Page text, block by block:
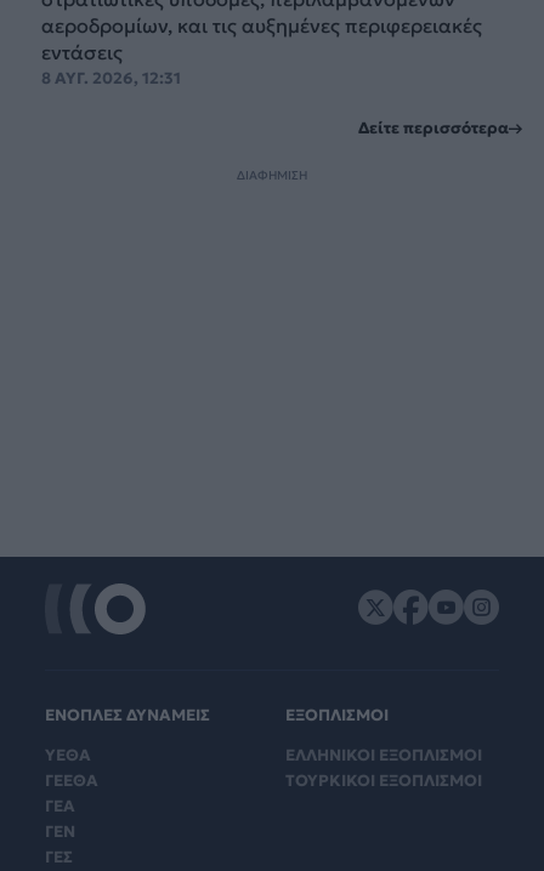
αεροδρομίων, και τις αυξημένες περιφερειακές
εντάσεις
8 ΑΥΓ. 2026, 12:31
Δείτε περισσότερα
ΔΙΑΦΗΜΙΣΗ
ΕΝΟΠΛΕΣ ΔΥΝΑΜΕΙΣ
ΥΕΘΑ
ΓΕΕΘΑ
ΓΕΑ
ΓΕΝ
ΓΕΣ
ΕΞΟΠΛΙΣΜΟΙ
ΕΛΛΗΝΙΚΟΙ ΕΞΟΠΛΙΣΜΟΙ
ΤΟΥΡΚΙΚΟΙ ΕΞΟΠΛΙΣΜΟΙ